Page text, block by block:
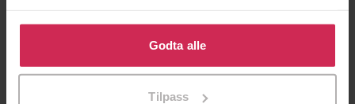
Klikk på «Godta alle» for å gi oss ditt samtykke til å
bruke cookies for alle disse formålene. Du kan også
tilpasse ditt samtykke til spesifikke formål ved å klikke
Godta alle
Tilpass